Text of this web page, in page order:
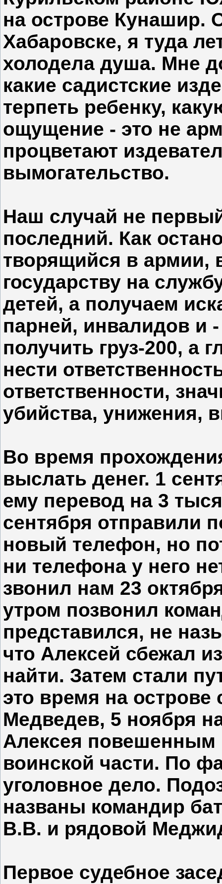
на острове Кунашир.
Хабаровске, я туда
холодела душа. Мне
какие садистские
терпеть ребенку,
ощущение - это не
процветают
вымогательство.
Наш случай не
последний. Как
творящийся в армии,
государству на
детей, а получаем
парней, инвалидов и
получить груз-200, а
нести
ответственности,
убийства, унижения,
Во время
выслать денег. 1
ему перевод на 3
сентября отправили
новый телефон, но
ни телефона у него
звонил нам 23
утром позвонил
представился, не
что Алексей сбежал
найти. Затем стали
это время на
Медведев, 5 ноября
Алексея повешенным
воинской части. По
уголовное дело.
названы командир
В.В. и рядовой
Первое судебное